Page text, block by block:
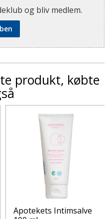
og bliv medlem.
produkt, købte
Apotekets Intimsalve